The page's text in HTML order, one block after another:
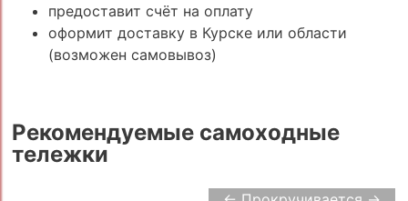
предоставит счёт на оплату
оформит доставку в Курске или области
(возможен самовывоз)
Рекомендуемые самоходные
тележки